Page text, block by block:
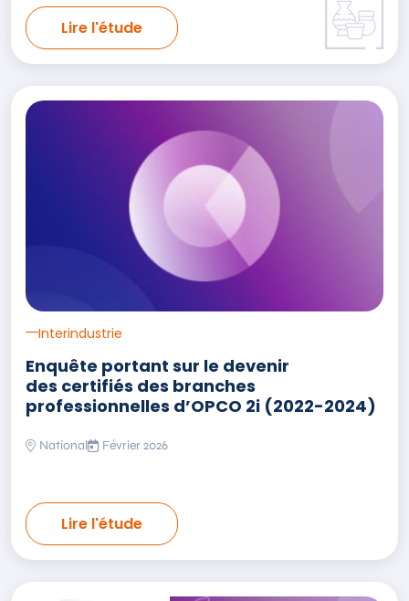
Lire l'étude
Interindustrie
Enquête portant sur le devenir
des certifiés des branches
professionnelles d’OPCO 2i (2022-2024)
National Février 2026
Lire l'étude